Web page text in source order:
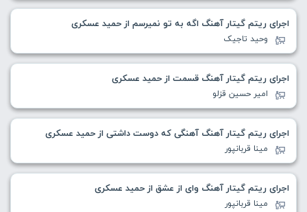
اجرای ریتم گیتار آهنگ اگه به تو نمیرسم از حمید عسکری
وحید تاجیک
اجرای ریتم گیتار آهنگ قسمت از حمید عسکری
امیر حسین قزلو
اجرای ریتم گیتار آهنگ آهنگی که دوست داشتی از حمید عسکری
مینا قربانپور
اجرای ریتم گیتار آهنگ وای از عشق از حمید عسکری
مینا قربانپور